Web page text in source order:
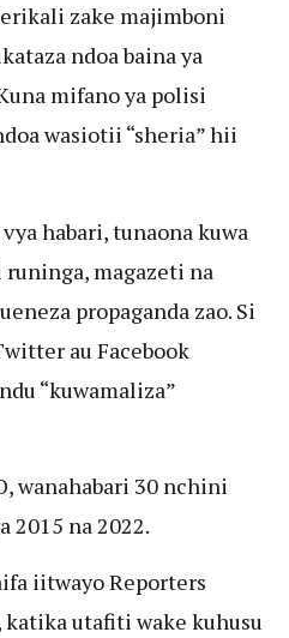
zake majimboni
ndoa baina ya
mifano ya polisi
wasiotii “sheria” hii
habari, tunaona kuwa
runinga, magazeti na
propaganda zao. Si
au Facebook
“kuwamaliza”
wanahabari 30 nchini
2015 na 2022.
iitwayo Reporters
katika utafiti wake kuhusu